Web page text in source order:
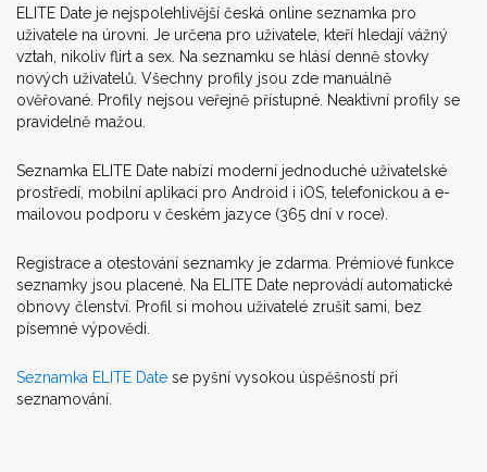
ELITE Date je nejspolehlivější česká online seznamka pro
uživatele na úrovni. Je určena pro uživatele, kteří hledají vážný
vztah, nikoliv flirt a sex. Na seznamku se hlásí denně stovky
nových uživatelů. Všechny profily jsou zde manuálně
ověřované. Profily nejsou veřejně přístupné. Neaktivní profily se
pravidelně mažou.
Seznamka ELITE Date nabízí moderní jednoduché uživatelské
prostředí, mobilní aplikaci pro Android i iOS, telefonickou a e-
mailovou podporu v českém jazyce (365 dní v roce).
Registrace a otestování seznamky je zdarma. Prémiové funkce
seznamky jsou placené. Na ELITE Date neprovádí automatické
obnovy členství. Profil si mohou uživatelé zrušit sami, bez
písemné výpovědi.
Seznamka ELITE Date se pyšní vysokou úspěšností při
seznamování.